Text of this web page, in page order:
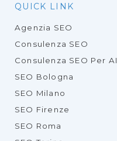
QUICK LINK
Agenzia SEO
Consulenza SEO
Consulenza SEO Per AI
SEO Bologna
SEO Milano
SEO Firenze
SEO Roma